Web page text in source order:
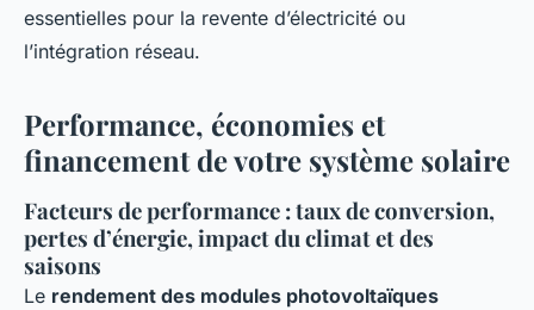
essentielles pour la revente d’électricité ou
l’intégration réseau.
Performance, économies et
financement de votre système solaire
Facteurs de performance : taux de conversion,
pertes d’énergie, impact du climat et des
saisons
Le rendement des modules photovoltaïques